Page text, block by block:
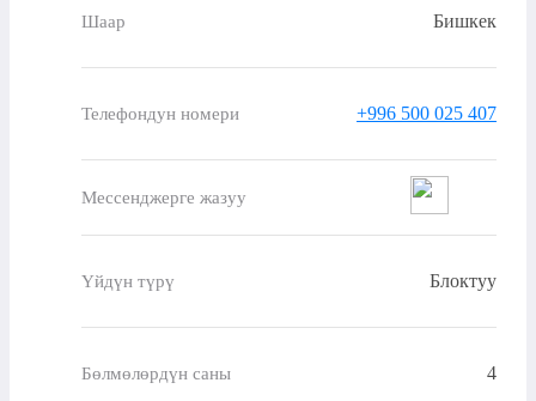
Шаар Бишкек
Телефондун номери +996 500 025 407
Мессенджерге жазуу
Үйдүн түрү Блоктуу
Бөлмөлөрдүн саны 4